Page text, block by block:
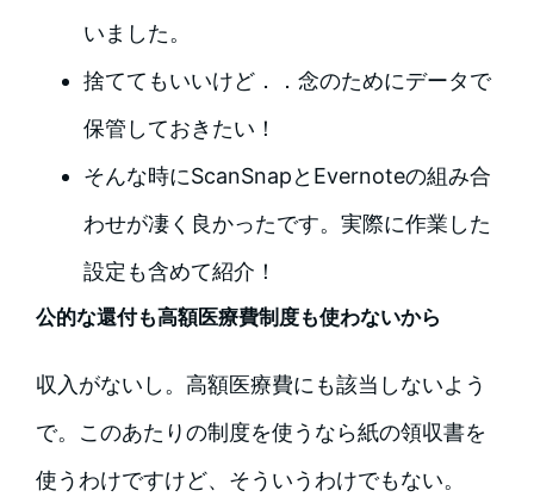
いました。
捨ててもいいけど．．念のためにデータで
保管しておきたい！
そんな時にScanSnapとEvernoteの組み合
わせが凄く良かったです。実際に作業した
設定も含めて紹介！
公的な還付も高額医療費制度も使わないから
収入がないし。高額医療費にも該当しないよう
で。このあたりの制度を使うなら紙の領収書を
使うわけですけど、そういうわけでもない。